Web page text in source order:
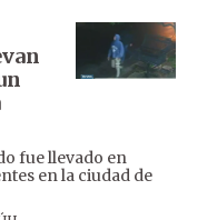
fue llevado en
en la ciudad de